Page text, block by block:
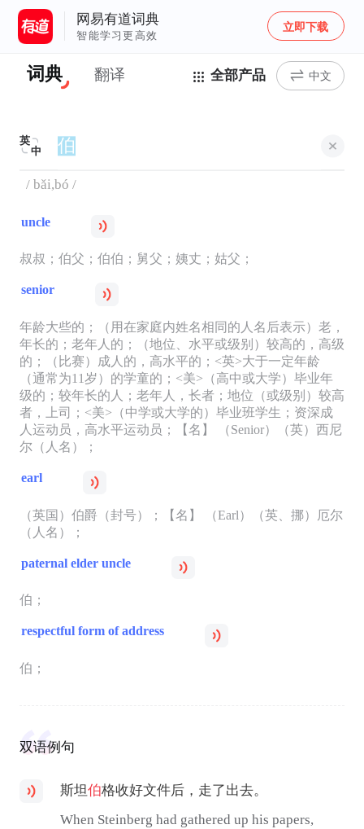
网易有道词典
智能学习更高效
立即下载
词典 翻译 全部产品 中文
英
中
/ bǎi,bó /
uncle
叔叔；伯父；伯伯；舅父；姨丈；姑父；
senior
年龄大些的；（用在家庭内姓名相同的人名后表示）老，
年长的；老年人的；（地位、水平或级别）较高的，高级
的；（比赛）成人的，高水平的；<英>大于一定年龄
（通常为11岁）的学童的；<美>（高中或大学）毕业年
级的；较年长的人；老年人，长者；地位（或级别）较高
者，上司；<美>（中学或大学的）毕业班学生；资深成
人运动员，高水平运动员；【名】 （Senior）（英）西尼
尔（人名）；
earl
（英国）伯爵（封号）；【名】 （Earl）（英、挪）厄尔
（人名）；
paternal elder uncle
伯；
respectful form of address
伯；
双语例句
斯坦伯格收好文件后，走了出去。
When Steinberg had gathered up his papers,